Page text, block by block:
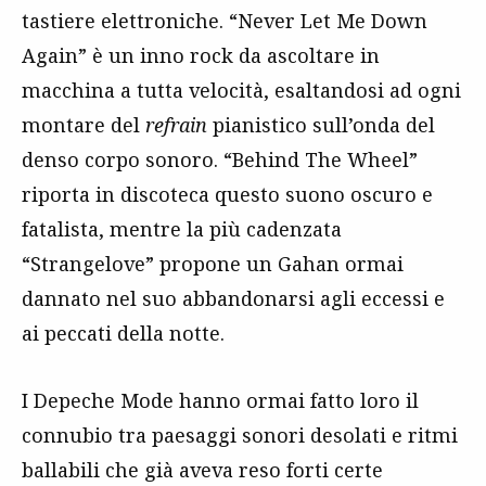
tastiere elettroniche. “Never Let Me Down
Again” è un inno rock da ascoltare in
macchina a tutta velocità, esaltandosi ad ogni
montare del refrain pianistico sull’onda del
denso corpo sonoro. “Behind The Wheel”
riporta in discoteca questo suono oscuro e
fatalista, mentre la più cadenzata
“Strangelove” propone un Gahan ormai
dannato nel suo abbandonarsi agli eccessi e
ai peccati della notte.
I Depeche Mode hanno ormai fatto loro il
connubio tra paesaggi sonori desolati e ritmi
ballabili che già aveva reso forti certe